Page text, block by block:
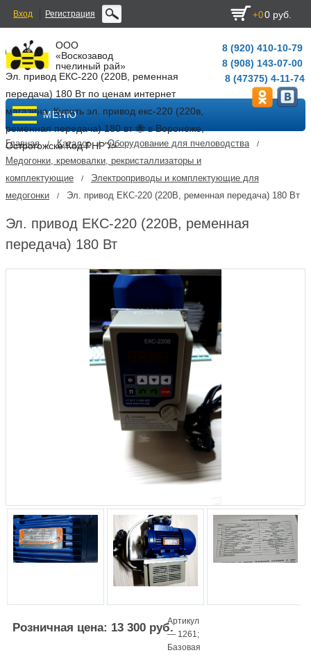
Вход Регистрация +00 руб.
ООО
«Воскозавод
пчелиный рай»
Эл. привод ЕКС-220 (220В, ременная
передача) 180 Вт по ценам интернет
магазина. Купить эл. привод екс-220 (220в,
ременная передача) 180 вт 🐝 в Воронеже,
Острогожске.Код PHP"/>
8 (920) 410-10-79
8 (908) 143-07-00
8 (47375) 4-11-74
МЕНЮ
Главная / Каталог / Оборудование для пчеловодства /
Медогонки, кремовалки, рекристаллизаторы и
комплектующие
/
Электроприводы и комплектующие для
медогонки
/ Эл. привод ЕКС-220 (220В, ременная передача) 180 Вт
Эл. привод ЕКС-220 (220В, ременная
передача) 180 Вт
Розничная цена: 13 300 руб.Артикул
— 1261;
Базовая